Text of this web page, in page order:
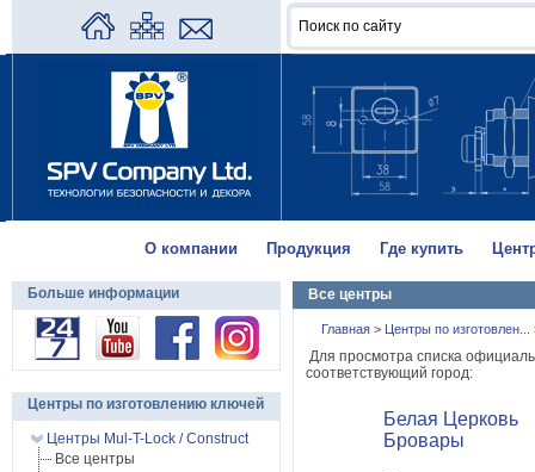
О компании Продукция Где купить
Все центры
Главная > Центры по изготовлен...
Для просмотра списка
соответствующий город:
Белая Церковь
Бровары
Больше информации
Центры по изготовлению ключей
Центры Mul-T-Lock / Construct
Все центры